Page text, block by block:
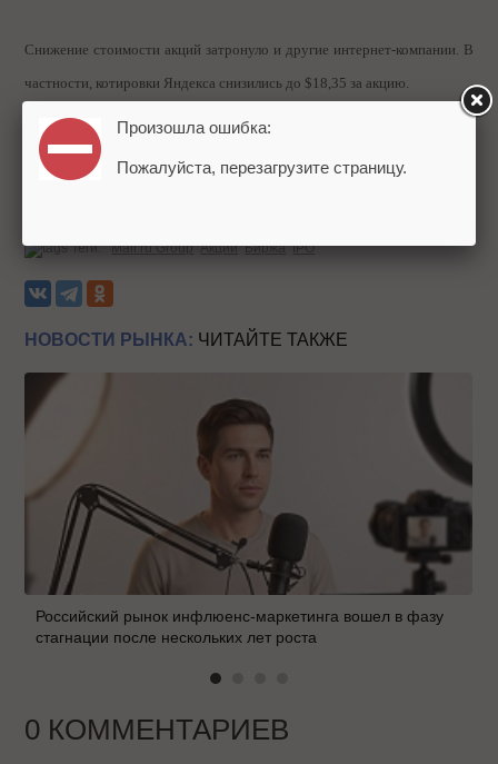
Снижение стоимости акций затронуло и другие интернет-компании. В
частности, котировки Яндекса снизились до $18,35 за акцию.
Аналитики замечают, что падение наблюдалось вчера почти на всех
фондовых рынках. Вероятные причины этого – нестабильная
Теги: Mail.ru Group Акции Биржа IPO
НОВОСТИ РЫНКА: ЧИТАЙТЕ ТАКЖЕ
Российский рынок инфлюенс-маркетинга вошел в фазу
стагнации после нескольких лет роста
0 КОММЕНТАРИЕВ
Произошла ошибка:
Пожалуйста, перезагрузите страницу.